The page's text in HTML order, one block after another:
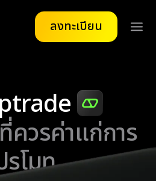
ลงทะเบียน
วรค่าแก่การ
รโมท